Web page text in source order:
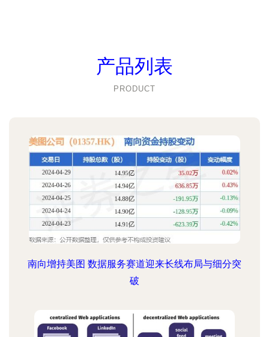
产品列表
PRODUCT
南向增持美图 数据服务赛道迎来长线布局与细分突
破